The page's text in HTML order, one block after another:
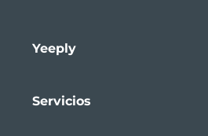
Yeeply
Servicios